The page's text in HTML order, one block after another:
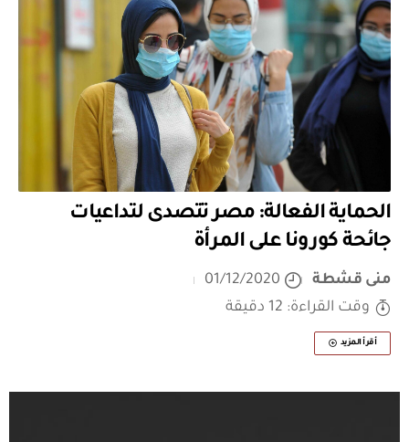
الحماية الفعالة: مصر تتصدى لتداعيات
جائحة كورونا على المرأة
منى قشطة
01/12/2020
وقت القراءة: 12 دقيقة
أقرأ المزيد